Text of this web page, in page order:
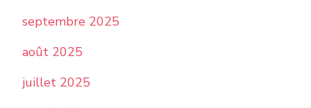
septembre 2025
août 2025
juillet 2025